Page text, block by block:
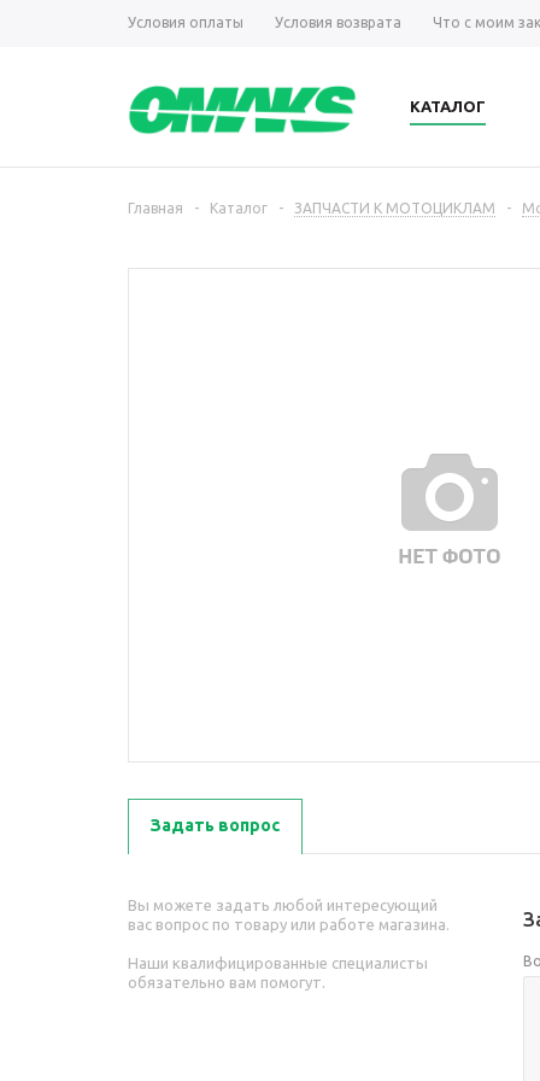
Условия оплаты Условия возврата Что с моим
КАТАЛОГ
Главная - Каталог - ЗАПЧАСТИ К МОТОЦИКЛАМ -
Задать вопрос
Вы можете задать любой интересующий
вас вопрос по товару или работе магазина.
Наши квалифицированные специалисты
обязательно вам помогут.